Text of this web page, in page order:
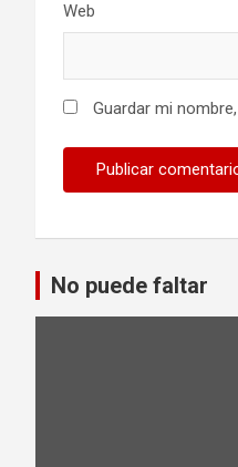
Web
Guardar mi
No puede faltar